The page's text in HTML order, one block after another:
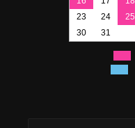
23
24 25
30
31